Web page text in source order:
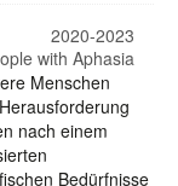
2020-2023
with Aphasia
Menschen
nach einem
Bedürfnisse